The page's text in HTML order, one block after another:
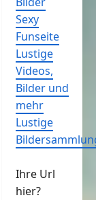
Sexy
Funseite
Lustige
Videos,
Bilder und
mehr
Lustige
Ihre Url
hier?